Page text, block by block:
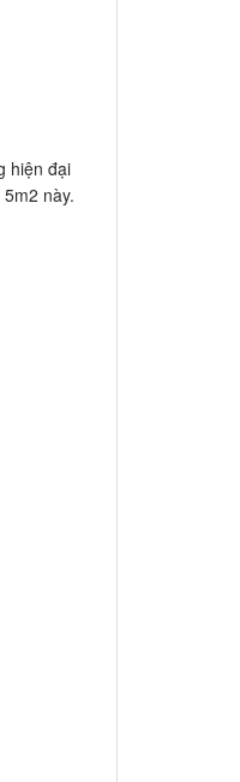
hiện đại
này.